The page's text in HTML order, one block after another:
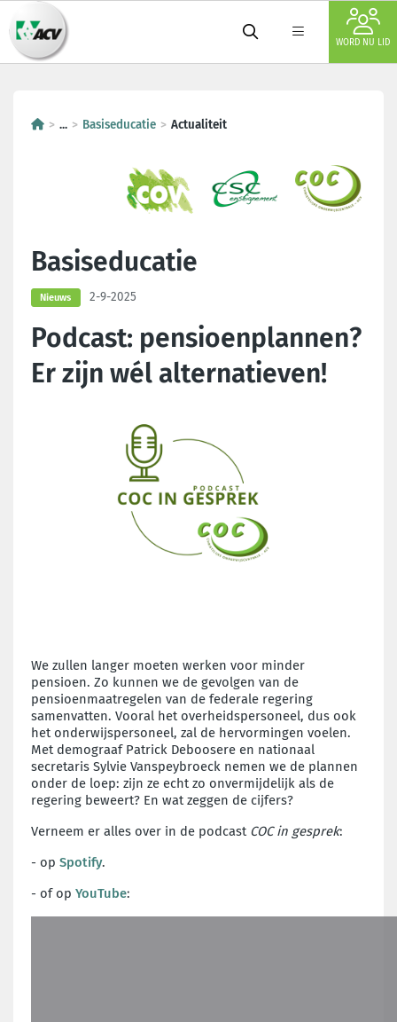
WORD NU LID
... Basiseducatie Actualiteit
Basiseducatie
Nieuws 2-9-2025
Podcast: pensioenplannen?
Er zijn wél alternatieven!
We zullen langer moeten werken voor minder
pensioen. Zo kunnen we de gevolgen van de
pensioenmaatregelen van de federale regering
samenvatten. Vooral het overheidspersoneel, dus ook
het onderwijspersoneel, zal de hervormingen voelen.
Met demograaf Patrick Deboosere en nationaal
secretaris Sylvie Vanspeybroeck nemen we de plannen
onder de loep: zijn ze echt zo onvermijdelijk als de
regering beweert? En wat zeggen de cijfers?
Verneem er alles over in de podcast COC in gesprek:
- op Spotify.
- of op YouTube: